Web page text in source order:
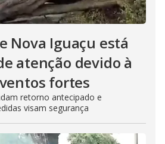
Nova Iguaçu está
atenção devido à
fortes
retorno antecipado e
visam segurança